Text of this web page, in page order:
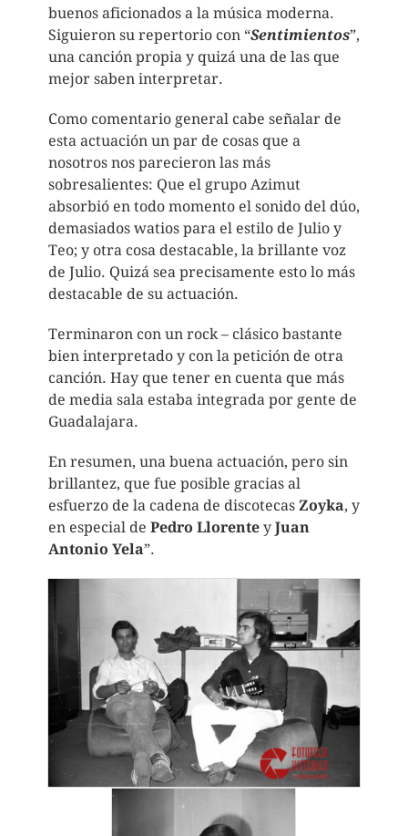
buenos aficionados a la música moderna.
Siguieron su repertorio con “Sentimientos”,
una canción propia y quizá una de las que
mejor saben interpretar.
Como comentario general cabe señalar de
esta actuación un par de cosas que a
nosotros nos parecieron las más
sobresalientes: Que el grupo Azimut
absorbió en todo momento el sonido del dúo,
demasiados watios para el estilo de Julio y
Teo; y otra cosa destacable, la brillante voz
de Julio. Quizá sea precisamente esto lo más
destacable de su actuación.
Terminaron con un rock – clásico bastante
bien interpretado y con la petición de otra
canción. Hay que tener en cuenta que más
de media sala estaba integrada por gente de
Guadalajara.
En resumen, una buena actuación, pero sin
brillantez, que fue posible gracias al
esfuerzo de la cadena de discotecas Zoyka, y
en especial de Pedro Llorentey Juan
Antonio Yela”.